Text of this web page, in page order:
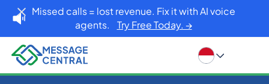
Missed calls = lost revenue. Fix it with AI voice
agents. Try Free Today. →